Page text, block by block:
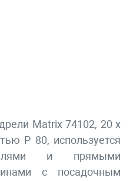
Matrix 74102, 20 х
P 80, используется
и прямыми
с посадочным